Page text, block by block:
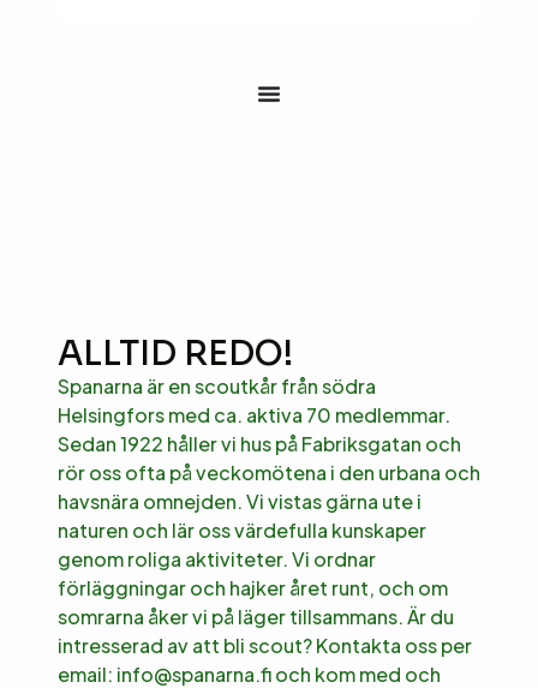
ALLTID REDO!
Spanarna är en scoutkår från södra
Helsingfors med ca. aktiva 70 medlemmar.
Sedan 1922 håller vi hus på Fabriksgatan och
rör oss ofta på veckomötena i den urbana och
havsnära omnejden. Vi vistas gärna ute i
naturen och lär oss värdefulla kunskaper
genom roliga aktiviteter. Vi ordnar
förläggningar och hajker året runt, och om
somrarna åker vi på läger tillsammans. Är du
intresserad av att bli scout? Kontakta oss per
email: info@spanarna.fi och kom med och